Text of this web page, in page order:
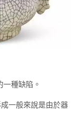
種缺陷。
一般來說是由於器